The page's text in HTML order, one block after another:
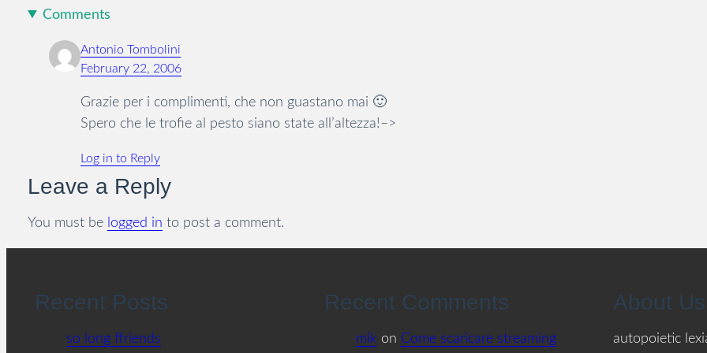
Comments
Antonio Tombolini
February 22, 2006
Grazie per i complimenti, che non guastano mai 🙂
Spero che le trofie al pesto siano state all’altezza!–>
Log in to Reply
Leave a Reply
You must be logged in to post a comment.
Recent Posts
so long ffriends
Recent Comments
mik on Come scaricare streaming
About Us
autopoietic